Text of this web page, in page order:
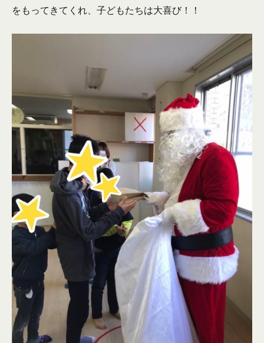
をもってきてくれ、子どもたちは大喜び！！